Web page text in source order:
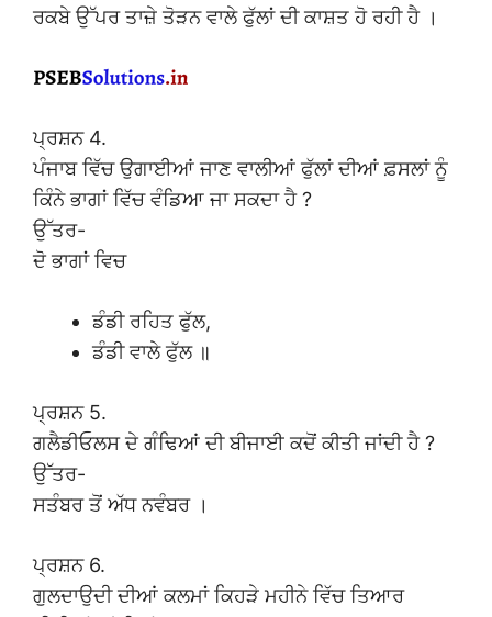
ਰਕਬੇ ਉੱਪਰ ਤਾਜ਼ੇ ਤੋੜਨ ਵਾਲੇ ਫੁੱਲਾਂ ਦੀ ਕਾਸ਼ਤ ਹੋ ਰਹੀ ਹੈ ।
ਪ੍ਰਸ਼ਨ 4.
ਪੰਜਾਬ ਵਿੱਚ ਉਗਾਈਆਂ ਜਾਣ ਵਾਲੀਆਂ ਫੁੱਲਾਂ ਦੀਆਂ ਫ਼ਸਲਾਂ ਨੂੰ
ਕਿੰਨੇ ਭਾਗਾਂ ਵਿੱਚ ਵੰਡਿਆ ਜਾ ਸਕਦਾ ਹੈ ?
ਉੱਤਰ-
ਦੋ ਭਾਗਾਂ ਵਿਚ
ਡੰਡੀ ਰਹਿਤ ਫੁੱਲ,
ਡੰਡੀ ਵਾਲੇ ਫੁੱਲ ॥
ਪ੍ਰਸ਼ਨ 5.
ਗਲੈਡੀਓਲਸ ਦੇ ਗੰਢਿਆਂ ਦੀ ਬੀਜਾਈ ਕਦੋਂ ਕੀਤੀ ਜਾਂਦੀ ਹੈ ?
ਉੱਤਰ-
ਸਤੰਬਰ ਤੋਂ ਅੱਧ ਨਵੰਬਰ ।
ਪ੍ਰਸ਼ਨ 6.
ਗੁਲਦਾਉਦੀ ਦੀਆਂ ਕਲਮਾਂ ਕਿਹੜੇ ਮਹੀਨੇ ਵਿੱਚ ਤਿਆਰ